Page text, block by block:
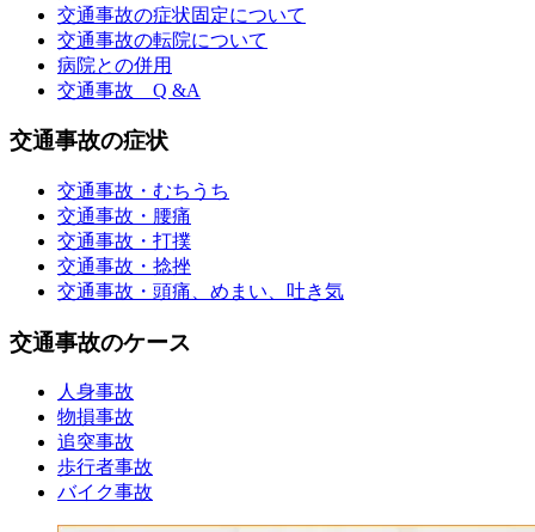
交通事故の症状固定について
交通事故の転院について
病院との併用
交通事故 Q &A
交通事故の症状
交通事故・むちうち
交通事故・腰痛
交通事故・打撲
交通事故・捻挫
交通事故・頭痛、めまい、吐き気
交通事故のケース
人身事故
物損事故
追突事故
歩行者事故
バイク事故